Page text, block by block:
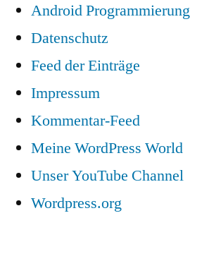
Android Programmierung
Datenschutz
Feed der Einträge
Impressum
Kommentar-Feed
Meine WordPress World
Unser YouTube Channel
Wordpress.org